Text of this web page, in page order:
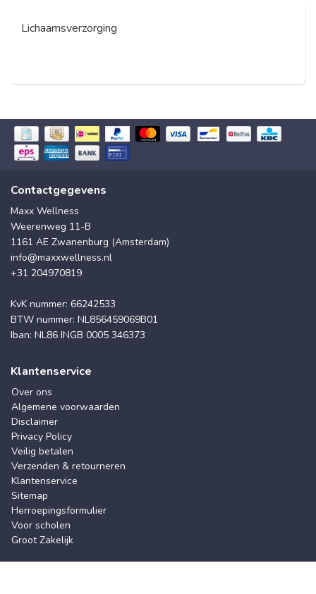
Lichaamsverzorging
Contactgegevens
Maxx Wellness
Weerenweg 11-B
1161 AE Zwanenburg (Amsterdam)
info@maxxwellness.nl
+31 204970819
KvK nummer: 66242533
BTW nummer: NL856459069B01
Iban: NL86 INGB 0005 346373
Klantenservice
Over ons
Algemene voorwaarden
Disclaimer
Privacy Policy
Veilig betalen
Verzenden & retourneren
Klantenservice
Sitemap
Herroepingsformulier
Voor scholen
Groot Zakelijk